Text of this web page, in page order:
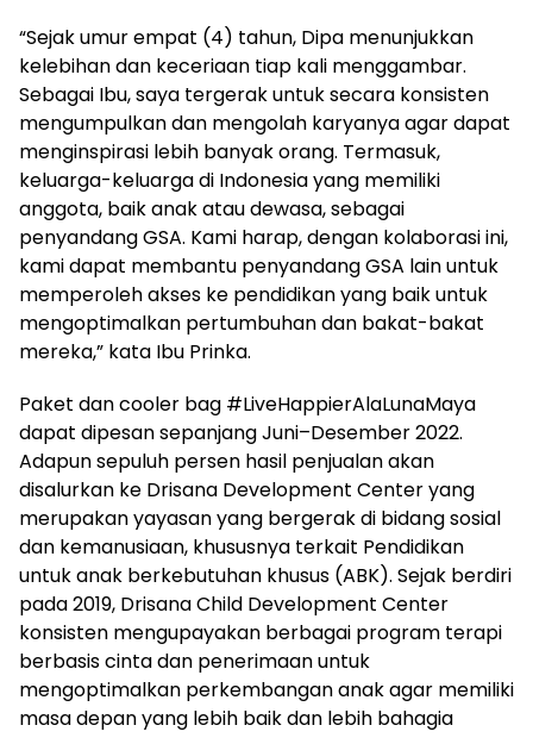
“Sejak umur empat (4) tahun, Dipa menunjukkan
kelebihan dan keceriaan tiap kali menggambar.
Sebagai Ibu, saya tergerak untuk secara konsisten
mengumpulkan dan mengolah karyanya agar dapat
menginspirasi lebih banyak orang. Termasuk,
keluarga-keluarga di Indonesia yang memiliki
anggota, baik anak atau dewasa, sebagai
penyandang GSA. Kami harap, dengan kolaborasi ini,
kami dapat membantu penyandang GSA lain untuk
memperoleh akses ke pendidikan yang baik untuk
mengoptimalkan pertumbuhan dan bakat-bakat
mereka,” kata Ibu Prinka.
Paket dan cooler bag #LiveHappierAlaLunaMaya
dapat dipesan sepanjang Juni–Desember 2022.
Adapun sepuluh persen hasil penjualan akan
disalurkan ke Drisana Development Center yang
merupakan yayasan yang bergerak di bidang sosial
dan kemanusiaan, khususnya terkait Pendidikan
untuk anak berkebutuhan khusus (ABK). Sejak berdiri
pada 2019, Drisana Child Development Center
konsisten mengupayakan berbagai program terapi
berbasis cinta dan penerimaan untuk
mengoptimalkan perkembangan anak agar memiliki
masa depan yang lebih baik dan lebih bahagia